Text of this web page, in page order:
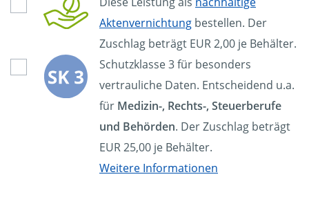
Aktenvernichtung bestellen. Der
Zuschlag beträgt EUR 2,00 je Behälter.
Schutzklasse 3 für besonders
vertrauliche Daten. Entscheidend u.a.
für Medizin-, Rechts-, Steuerberufe
und Behörden. Der Zuschlag beträgt
EUR 25,00 je Behälter.
Weitere Informationen